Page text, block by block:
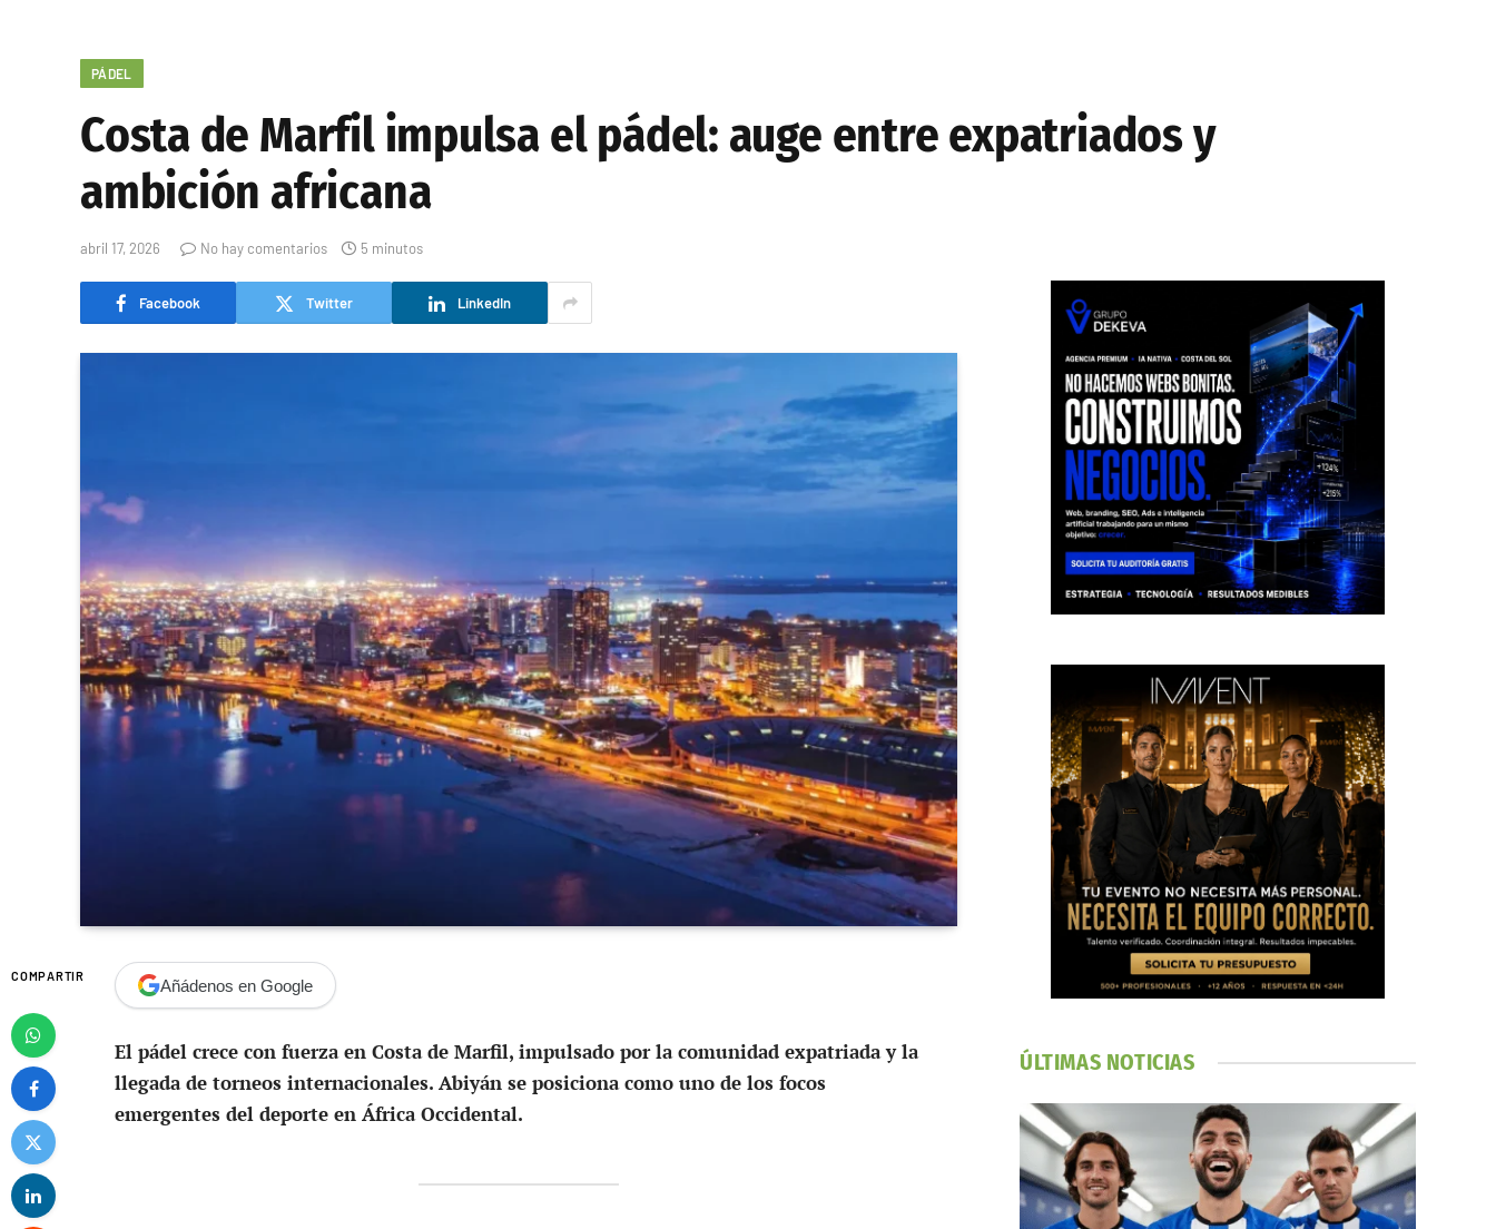
PÁDEL
Costa de Marfil impulsa el pádel: auge entre expatriados y
ambición africana
abril 17, 2026 No hay comentarios 5 minutos
Facebook Twitter LinkedIn
COMPARTIR Añádenos en Google
El pádel crece con fuerza en Costa de Marfil, impulsado por la comunidad expatriada y la
llegada de torneos internacionales. Abiyán se posiciona como uno de los focos
emergentes del deporte en África Occidental.
ÚLTIMAS NOTICIAS